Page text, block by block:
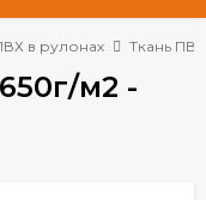
в рулонах Ткань
м2 -